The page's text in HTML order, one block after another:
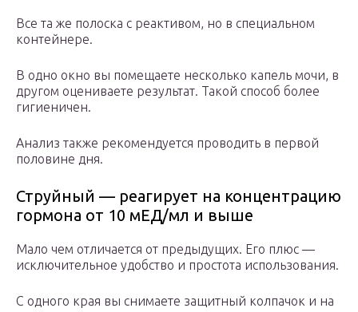
Все та же полоска с реактивом, но в специальном
контейнере.
В одно окно вы помещаете несколько капель мочи, в
другом оцениваете результат. Такой способ более
гигиеничен.
Анализ также рекомендуется проводить в первой
половине дня.
Струйный — реагирует на концентрацию
гормона от 10 мЕД/мл и выше
Мало чем отличается от предыдущих. Его плюс —
исключительное удобство и простота использования.
С одного края вы снимаете защитный колпачок и на